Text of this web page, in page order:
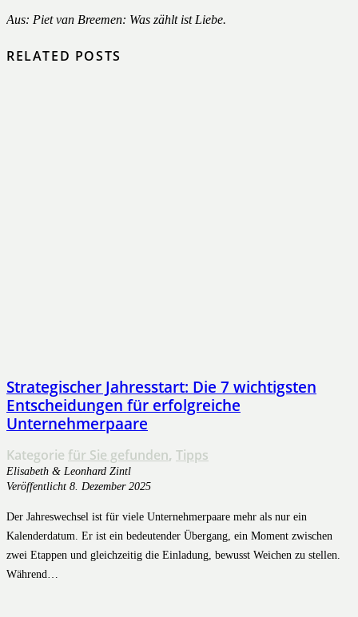
Aus: Piet van Breemen: Was zählt ist Liebe.
RELATED POSTS
Strategischer Jahresstart: Die 7 wichtigsten
Entscheidungen für erfolgreiche
Unternehmerpaare
Kategorie für Sie gefunden, Tipps
Elisabeth & Leonhard Zintl
Veröffentlicht 8. Dezember 2025
Der Jahreswechsel ist für viele Unternehmerpaare mehr als nur ein
Kalenderdatum. Er ist ein bedeutender Übergang, ein Moment zwischen
zwei Etappen und gleichzeitig die Einladung, bewusst Weichen zu stellen.
Während…